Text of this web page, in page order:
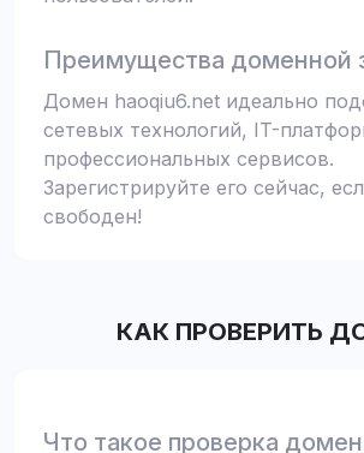
Преимущества доменной
Домен haoqiu6.net идеально
сетевых технологий, IT-
профессиональных сервисов.
Зарегистрируйте его сейчас,
свободен!
КАК ПРОВЕРИТЬ
Что такое проверка